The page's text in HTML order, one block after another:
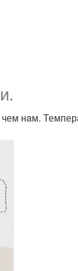
чем нaм.